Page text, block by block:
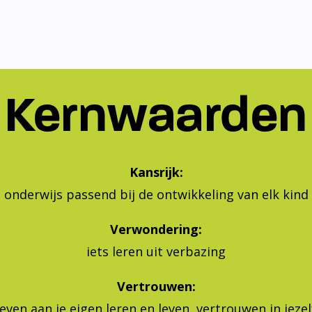
Kernwaarden
Kansrijk:
onderwijs passend bij de ontwikkeling van elk kind
Verwondering:
iets leren uit verbazing
Vertrouwen:
aan je eigen leren en leven, vertrouwen in